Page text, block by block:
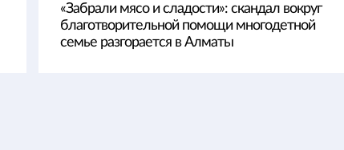
«Забрали мясо и сладости»: скандал вокруг
благотворительной помощи многодетной
семье разгорается в Алматы